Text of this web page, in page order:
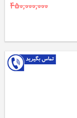
450,000,000